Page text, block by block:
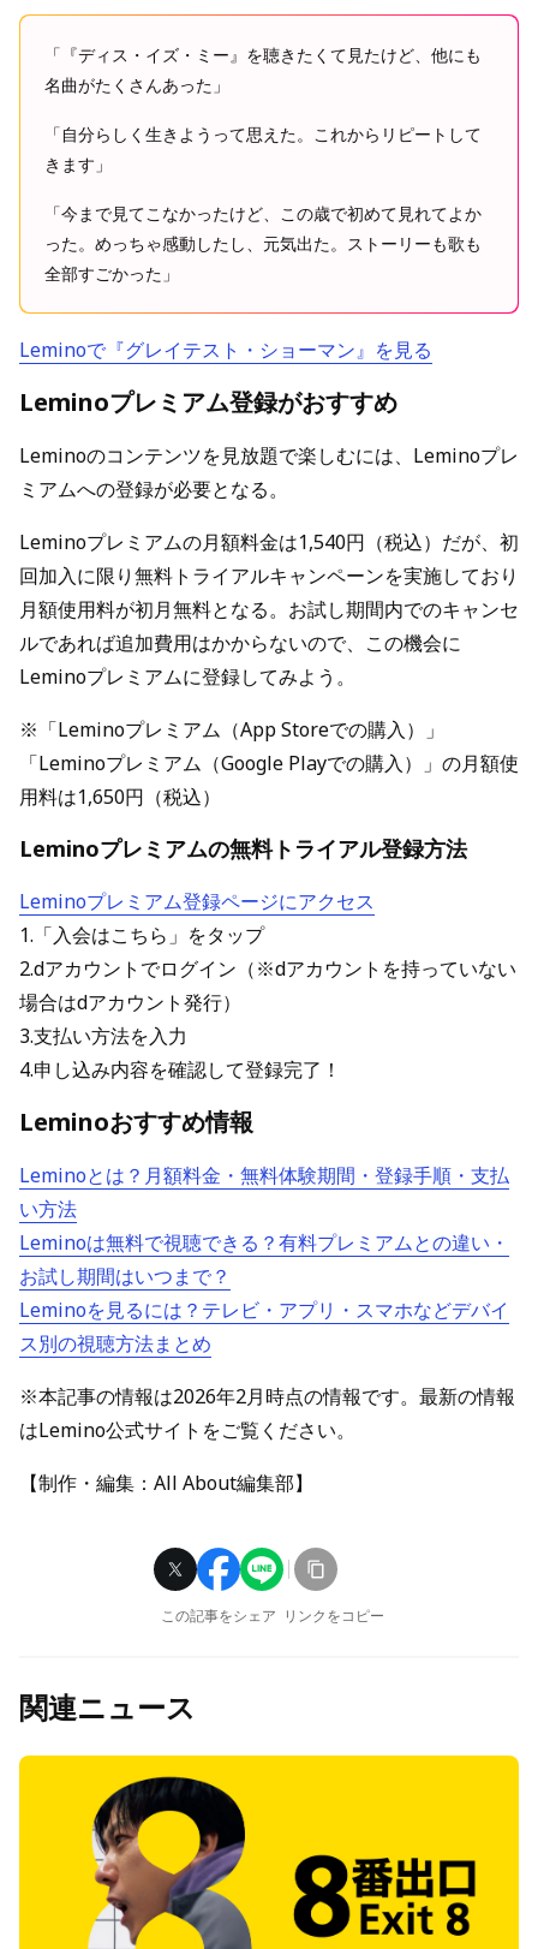
「『ディス・イズ・ミー』を聴きたくて見たけど、他にも
名曲がたくさんあった」
「自分らしく生きようって思えた。これからリピートして
きます」
「今まで見てこなかったけど、この歳で初めて見れてよか
った。めっちゃ感動したし、元気出た。ストーリーも歌も
全部すごかった」
Leminoで『グレイテスト・ショーマン』を見る
Leminoプレミアム登録がおすすめ
Leminoのコンテンツを見放題で楽しむには、Leminoプレ
ミアムへの登録が必要となる。
Leminoプレミアムの月額料金は1,540円（税込）だが、初
回加入に限り無料トライアルキャンペーンを実施しており
月額使用料が初月無料となる。お試し期間内でのキャンセ
ルであれば追加費用はかからないので、この機会に
Leminoプレミアムに登録してみよう。
※「Leminoプレミアム（App Storeでの購入）」
「Leminoプレミアム（Google Playでの購入）」の月額使
用料は1,650円（税込）
Leminoプレミアムの無料トライアル登録方法
Leminoプレミアム登録ページにアクセス
1.「入会はこちら」をタップ
2.dアカウントでログイン（※dアカウントを持っていない
場合はdアカウント発行）
3.支払い方法を入力
4.申し込み内容を確認して登録完了！
Leminoおすすめ情報
Leminoとは？月額料金・無料体験期間・登録手順・支払
い方法
Leminoは無料で視聴できる？有料プレミアムとの違い・
お試し期間はいつまで？
Leminoを見るには？テレビ・アプリ・スマホなどデバイ
ス別の視聴方法まとめ
※本記事の情報は2026年2月時点の情報です。最新の情報
はLemino公式サイトをご覧ください。
【制作・編集：All About編集部】
この記事をシェア リンクをコピー
関連ニュース